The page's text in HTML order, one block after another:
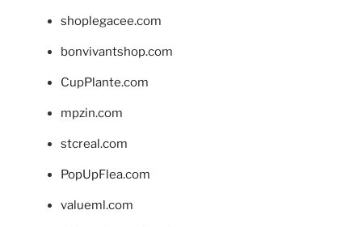
shoplegacee.com
bonvivantshop.com
CupPlante.com
mpzin.com
stcreal.com
PopUpFlea.com
valueml.com